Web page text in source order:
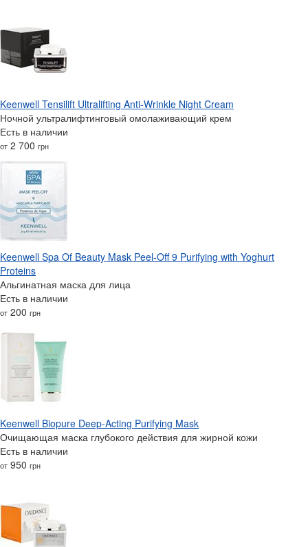
Keenwell Tensilift Ultralifting Anti-Wrinkle Night Cream
Ночной ультралифтинговый омолаживающий крем
Есть в наличии
от 2 700 грн
Keenwell Spa Of Beauty Mask Peel-Off 9 Purifying with Yoghurt
Proteins
Альгинатная маска для лица
Есть в наличии
от 200 грн
Keenwell Biopure Deep-Acting Purifying Mask
Очищающая маска глубокого действия для жирной кожи
Есть в наличии
от 950 грн